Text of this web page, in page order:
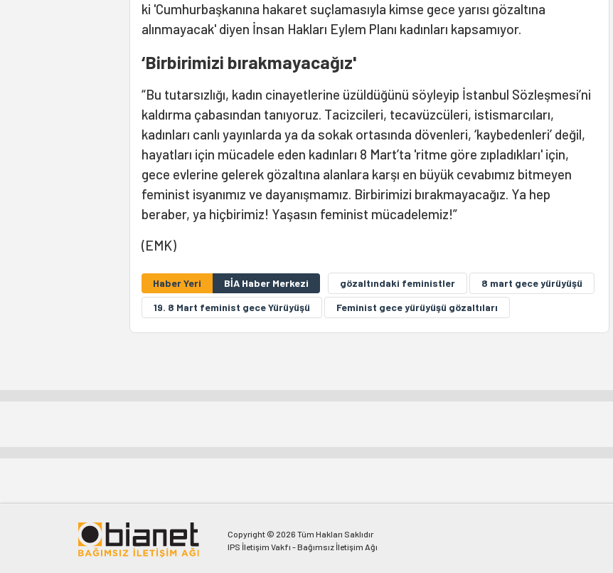
ki 'Cumhurbaşkanına hakaret suçlamasıyla kimse gece yarısı gözaltına
alınmayacak' diyen İnsan Hakları Eylem Planı kadınları kapsamıyor.
‘Birbirimizi bırakmayacağız'
“Bu tutarsızlığı, kadın cinayetlerine üzüldüğünü söyleyip İstanbul Sözleşmesi’ni
kaldırma çabasından tanıyoruz. Tacizcileri, tecavüzcüleri, istismarcıları,
kadınları canlı yayınlarda ya da sokak ortasında dövenleri, ‘kaybedenleri’ değil,
hayatları için mücadele eden kadınları 8 Mart’ta 'ritme göre zıpladıkları' için,
gece evlerine gelerek gözaltına alanlara karşı en büyük cevabımız bitmeyen
feminist isyanımız ve dayanışmamız. Birbirimizi bırakmayacağız. Ya hep
beraber, ya hiçbirimiz! Yaşasın feminist mücadelemiz!”
(EMK)
Haber Yeri BİA Haber Merkezi gözaltındaki feministler
8 mart gece yürüyüşü
19. 8 Mart feminist gece Yürüyüşü
Feminist gece yürüyüşü gözaltıları
Copyright © 2026 Tüm Hakları Saklıdır
IPS İletişim Vakfı - Bağımsız İletişim Ağı